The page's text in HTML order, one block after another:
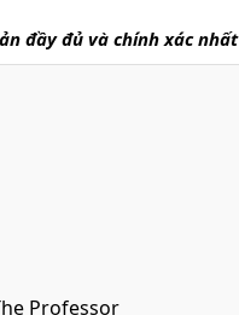
đầy đủ và chính xác nhất
Professor